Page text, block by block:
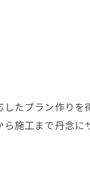
たプラン作り
施工まで丹念